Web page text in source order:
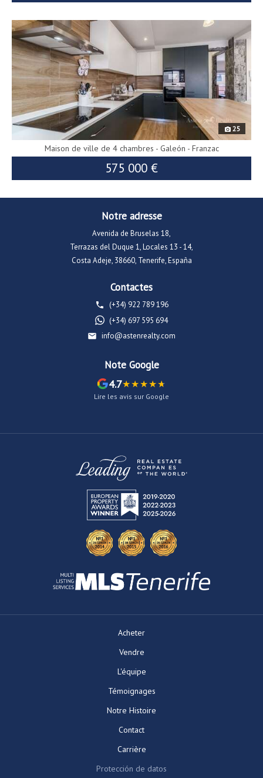
25
Maison de ville de 4 chambres - Galeón - Franzac
575 000 €
Notre adresse
Avenida de Bruselas 18,
Terrazas del Duque 1, Locales 13 - 14,
Costa Adeje, 38660, Tenerife, España
Contactes
(+34) 922 789 196
(+34) 697 595 694
info@astenrealty.com
Note Google
4.7
Lire les avis sur Google
Acheter
Vendre
L'équipe
Témoignages
Notre Histoire
Contact
Carrière
Protección de datos